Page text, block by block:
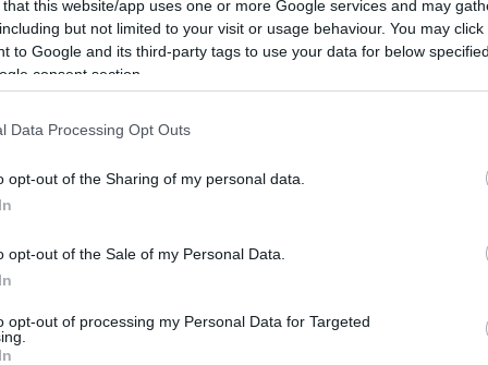
that this website/app uses one or more Google services and may
but not limited to your visit or usage behaviour. You may
to Google and its third-party tags to use your data for below
consent section.
Data Processing Opt Outs
opt-out of the Sharing of my personal data.
opt-out of the Sale of my Personal Data.
opt-out of processing my Personal Data for Targeted
Aranci.
i famosi Giganti di Mont’e Prama, il
alla civiltà nuragica ritrovato nel marzo
nel Sinis di Cabras
con la Fondazione Mont’e Prama
le meraviglie della millenaria cultura della
tutti i giorni dalle 18 alle 22 presso
Aranci.